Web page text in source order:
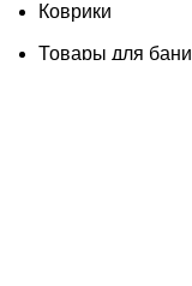
Коврики
Товары для бани